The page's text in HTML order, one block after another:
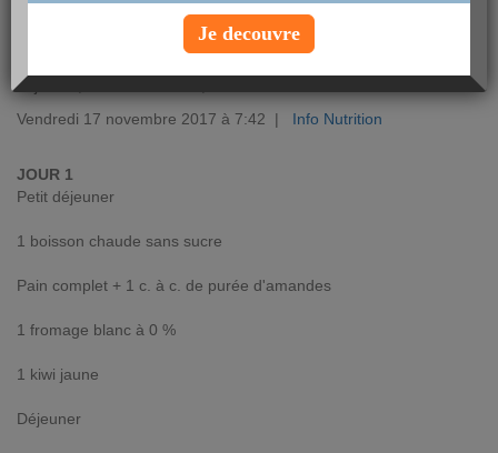
De la soupe une ou deux fois par jour, sans jamais se lasser, c'est
déjeuner, chaude au dîner, et même déclinée en dessert.
Vendredi 17 novembre 2017 à 7:42 | Info Nutrition
JOUR 1
Petit déjeuner
1 boisson chaude sans sucre
Pain complet + 1 c. à c. de purée d'amandes
1 fromage blanc à 0 %
1 kiwi jaune
Déjeuner
Je decouvre